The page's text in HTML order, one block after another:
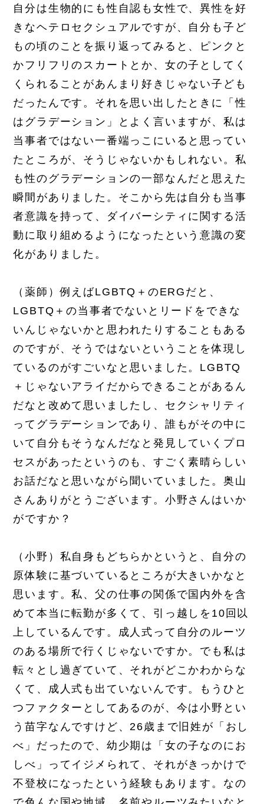
自分は生物的にも性自認も女性で、異性を好
きなヘテロセクシュアルですが、自分も子ど
もの頃のことを振り返ってみると、ピンクと
かフリフリのスカートとか、女の子としてく
くられることがあんまり好きじゃない子ども
だったんです。それを思い出したときに「性
はグラデーション」とよく言いますが、私は
当事者ではない一番端っこにいると思ってい
たところが、そうじゃないかもしれない。私
も性のグラデーションの一部なんだと思えた
瞬間がありました。そこから先は自分も当事
者意識を持って、ダイバーシティに関する活
動に取り組めるようになったという意識の変
化がありました。
（薬師）例えばLGBTQ＋のERGだと、
LGBTQ＋の当事者でないとリードをできな
いんじゃないかと思われたりすることもある
のですが、そうではないということを体現し
ているのがすごいなと思いました。LGBTQ
＋じゃないアライだからできることがあるん
だなと改めて思いましたし、セクシャリティ
ってグラデーションであり、誰もがその中に
いて自分もそうなんだなと発見していくプロ
セスがあったというのも、すごく素晴らしい
お話だなと思いながら聞いていました。奥山
さんありがとうございます。小野さんはいか
がですか？
（小野）私自身もどちらかというと、自分の
原体験に基づいているところが大きいかなと
思います。私、父の仕事の関係で国内外を含
めて本当に転勤が多くて、引っ越しを10回以
上しているんです。成人式って自分のルーツ
のある場所で行くじゃないですか。でも私は
転々とし過ぎていて、それがどこかわからな
くて、成人式も出ていないんです。もうひと
つファクターとしてあるのが、今は小野とい
う苗字なんですけど、26歳まで旧姓が「おし
べ」だったので、幼少期は「女の子なのにお
しべ」ってイジメられて、それがきっかけで
不登校になったという経験もあります。なの